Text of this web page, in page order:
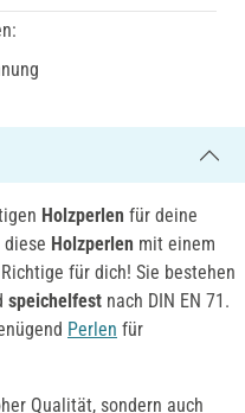
Holzperlen für deine
Holzperlen mit einem
für dich! Sie bestehen
speichelfest nach DIN EN 71.
Perlen für
Qualität, sondern auch